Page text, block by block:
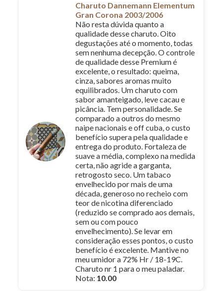
Charuto Dannemann Elementum
Gran Corona 2003/2006
Não resta dúvida quanto a
qualidade desse charuto. Oito
degustações até o momento, todas
sem nenhuma decepção. O controle
de qualidade desse Premium é
excelente, o resultado: queima,
cinza, sabores aromas muito
equilibrados. Um charuto com
sabor amanteigado, leve cacau e
picância. Tem personalidade. Se
comparado a outros do mesmo
naipe nacionais e off cuba, o custo
benefício supera pela qualidade e
entrega do produto. Fortaleza de
suave a média, complexo na medida
certa, não agride a garganta,
retrogosto seco. Um tabaco
envelhecido por mais de uma
década, generoso no recheio com
teor de nicotina diferenciado
(reduzido se comprado aos demais,
sem ou com pouco
envelhecimento). Se levar em
consideração esses pontos, o custo
benefício é excelente. Mantive no
meu umidor a 72% Hr / 18-19C.
Charuto nr 1 para o meu paladar.
Nota: 10.00